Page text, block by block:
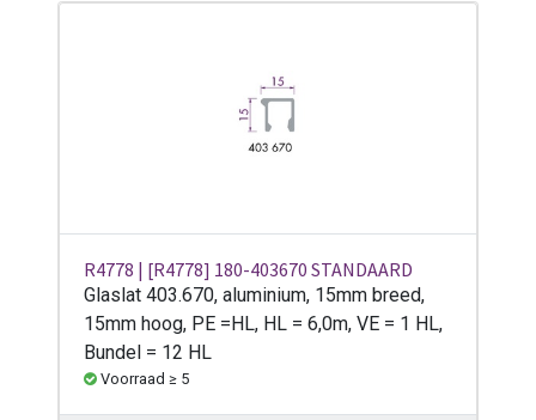
R4778 | [R4778] 180-403670 STANDAARD
Glaslat 403.670, aluminium, 15mm breed,
15mm hoog, PE =HL, HL = 6,0m, VE = 1 HL,
Bundel = 12 HL
Voorraad ≥ 5